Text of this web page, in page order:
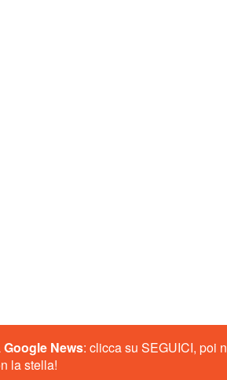
Google News: clicca su SEGUICI, poi
la stella!